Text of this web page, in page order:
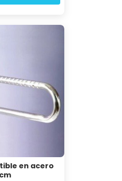
en acero